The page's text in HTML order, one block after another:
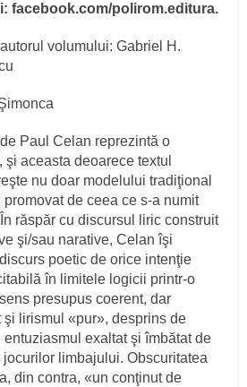
facebook.com/polirom.editura.
volumului: Gabriel H.
Paul Celan reprezintă o
aceasta deoarece textul
nu doar modelului tradiţional
promovat de ceea ce s-a numit
răspăr cu discursul liric construit
şi/sau narative, Celan îşi
poetic de orice intenţie
în limitele logicii printr-o
presupus coerent, dar
lirismul «pur», desprins de
exaltat şi îmbătat de
limbajului. Obscuritatea
din contra, «un conţinut de